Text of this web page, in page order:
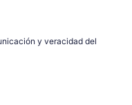
y veracidad del